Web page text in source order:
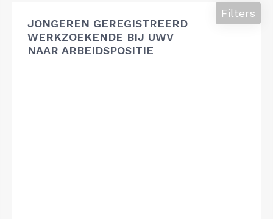
JONGEREN GEREGISTREERD
WERKZOEKENDE BIJ UWV
NAAR ARBEIDSPOSITIE
Filters